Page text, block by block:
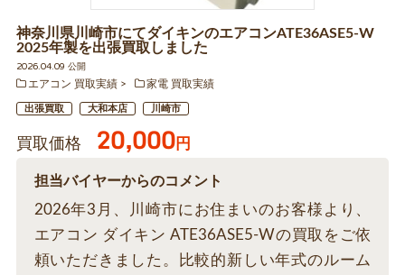
神奈川県川崎市にてダイキンのエアコンATE36ASE5-W
2025年製を出張買取しました
2026.04.09 公開
エアコン 買取実績
家電 買取実績
出張買取 大和本店 川崎市
買取価格 20,000円
担当バイヤーからのコメント
2026年3月、川崎市にお住まいのお客様より、
エアコン ダイキン ATE36ASE5-Wの買取をご依
頼いただきました。比較的新しい年式のルーム